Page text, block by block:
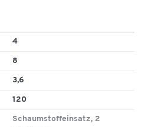
Öffnen der Kassette an und
beim Transport.
4
8
3,6
120
Schaumstoffeinsatz, 2